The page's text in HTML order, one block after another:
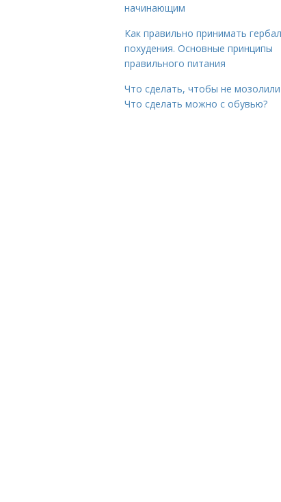
начинающим
Как правильно принимать
похудения. Основные принципы
правильного питания
Что сделать, чтобы не
Что сделать можно с обувью?